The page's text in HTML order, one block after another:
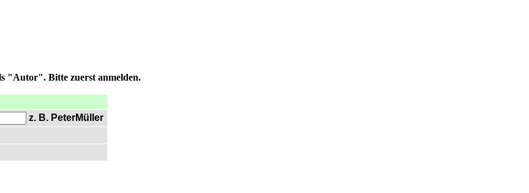
"Autor". Bitte zuerst anmelden.
z. B. PeterMüller